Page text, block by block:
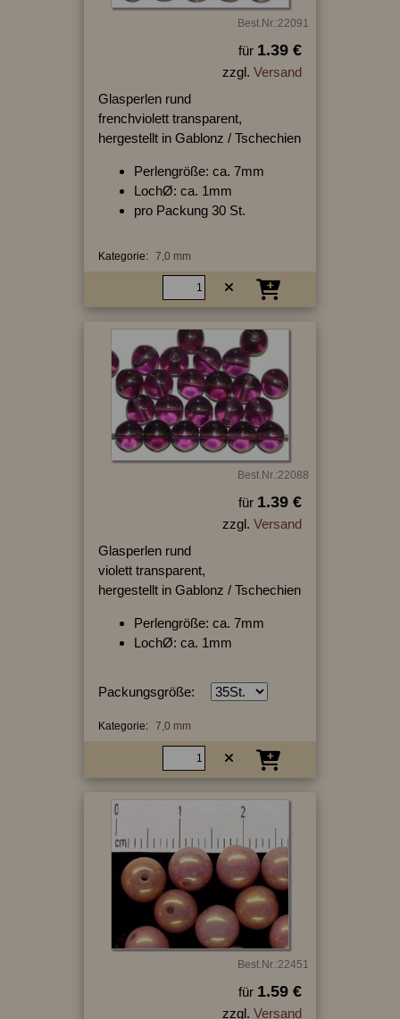
Best.Nr.:22091
für 1.39 €
zzgl. Versand
Glasperlen rund
frenchviolett transparent,
hergestellt in Gablonz / Tschechien
Perlengröße: ca. 7mm
LochØ: ca. 1mm
pro Packung 30 St.
Kategorie: 7,0 mm
Best.Nr.:22088
für 1.39 €
zzgl. Versand
Glasperlen rund
violett transparent,
hergestellt in Gablonz / Tschechien
Perlengröße: ca. 7mm
LochØ: ca. 1mm
Packungsgröße:
Kategorie: 7,0 mm
Best.Nr.:22451
für 1.59 €
zzgl. Versand